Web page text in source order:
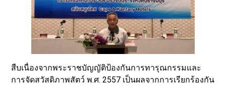
สืบเนื่องจากพระราชบัญญัติป้องกันการทารุณกรรมและ
การจัดสวัสดิภาพสัตว์ พ.ศ. 2557 เป็นผลจากการเรียกร้องกัน